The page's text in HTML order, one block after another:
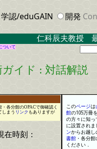
学認/eduGAIN 開発
仁科辰夫教授
ついて
イド : 対話解説
・ 各分館のOPACで御確認く
しまう リンク もありますが
在時刻：
このページは
館の105万冊を
の方々に知っ
に設置されま
ンからお越し
書館・ 各分館
ください．